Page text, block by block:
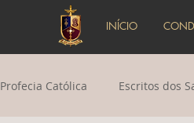
INÍCIO
Profecia Católica Escritos dos